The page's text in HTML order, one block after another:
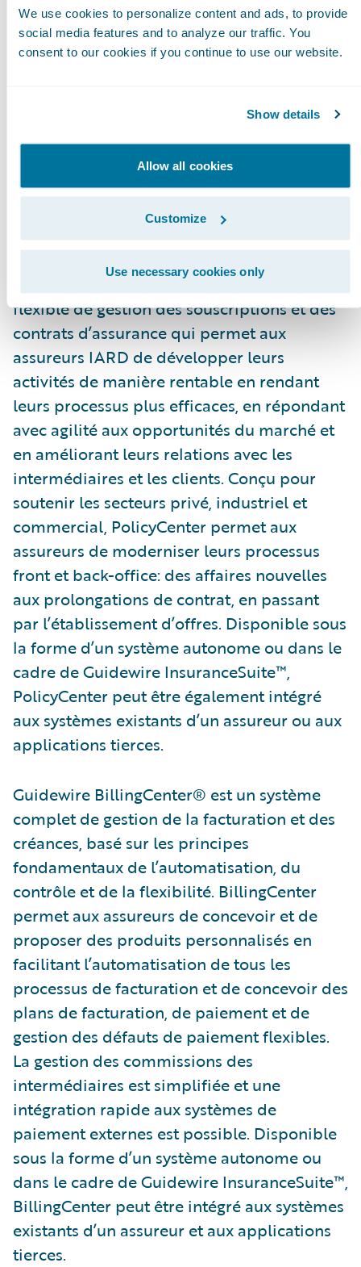
We use cookies to personalize content and ads, to provide
social media features and to analyze our traffic. You
consent to our cookies if you continue to use our website.
Show details
Allow all cookies
Customize
Use necessary cookies only
représente une importante réussite pour la
région germanophone et pour l’Europe
d’une manière générale," affirme Keith
pour la région EMEA. "Nous félicitons la
Bâloise et sommes impressionnés par
l’efficacité avec laquelle le service IT et les
spécialistes techniques ont collaboré
ensemble afin de réussir la première phase
de leur transformation."
Guidewire PolicyCenter® est un système
flexible de gestion des souscriptions et des
contrats d’assurance qui permet aux
assureurs IARD de développer leurs
activités de manière rentable en rendant
leurs processus plus efficaces, en répondant
avec agilité aux opportunités du marché et
en améliorant leurs relations avec les
intermédiaires et les clients. Conçu pour
soutenir les secteurs privé, industriel et
commercial, PolicyCenter permet aux
assureurs de moderniser leurs processus
front et back-office: des affaires nouvelles
aux prolongations de contrat, en passant
par l’établissement d’offres. Disponible sous
la forme d’un système autonome ou dans le
cadre de Guidewire InsuranceSuite™,
PolicyCenter peut être également intégré
aux systèmes existants d’un assureur ou aux
applications tierces.
Guidewire BillingCenter® est un système
complet de gestion de la facturation et des
créances, basé sur les principes
fondamentaux de l’automatisation, du
contrôle et de la flexibilité. BillingCenter
permet aux assureurs de concevoir et de
proposer des produits personnalisés en
facilitant l’automatisation de tous les
processus de facturation et de concevoir des
plans de facturation, de paiement et de
gestion des défauts de paiement flexibles.
La gestion des commissions des
intermédiaires est simplifiée et une
intégration rapide aux systèmes de
paiement externes est possible. Disponible
sous la forme d’un système autonome ou
dans le cadre de Guidewire InsuranceSuite™,
BillingCenter peut être intégré aux systèmes
existants d’un assureur et aux applications
tierces.